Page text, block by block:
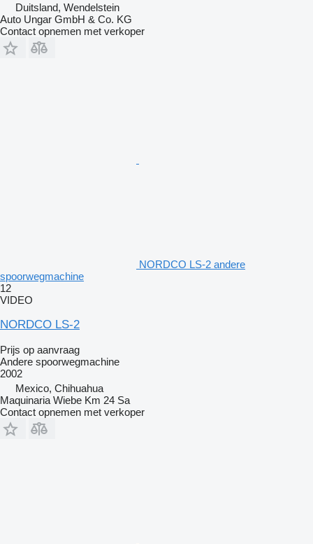
Duitsland, Wendelstein
Auto Ungar GmbH & Co. KG
Contact opnemen met verkoper
NORDCO LS-2 andere
spoorwegmachine
12
VIDEO
NORDCO LS-2
Prijs op aanvraag
Andere spoorwegmachine
2002
Mexico, Chihuahua
Maquinaria Wiebe Km 24 Sa
Contact opnemen met verkoper